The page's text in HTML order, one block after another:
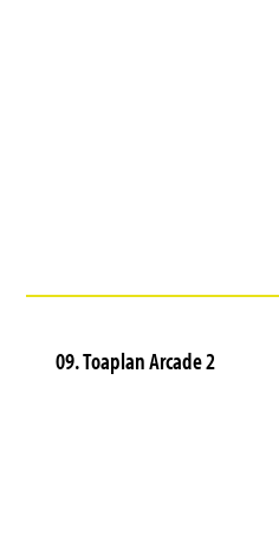
09. Toaplan Arcade 2